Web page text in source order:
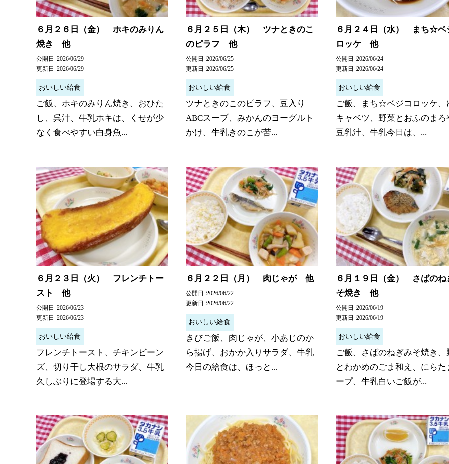
６月２６日（金） ホキのみりん
焼き 他
公開日 2026/06/29
更新日 2026/06/29
おいしい給食
ご飯、ホキのみりん焼き、おひた
し、呉汁、牛乳ホキは、くせが少
なく食べやすい白身魚...
６月２５日（木） ツナときのこ
のピラフ 他
公開日 2026/06/25
更新日 2026/06/25
おいしい給食
ツナときのこのピラフ、豆入り
ABCスープ、みかんのヨーグルト
かけ、牛乳きのこが苦...
６月２４日（水） まち☆ベ
ロッケ 他
公開日 2026/06/24
更新日 2026/06/24
おいしい給食
ご飯、まち☆ベジコロッケ、
キャベツ、野菜とおふのまろ
豆乳汁、牛乳今日は、...
６月２３日（火） フレンチトー
スト 他
公開日 2026/06/23
更新日 2026/06/23
おいしい給食
フレンチトースト、チキンビーン
ズ、切り干し大根のサラダ、牛乳
久しぶりに登場する大...
６月２２日（月） 肉じゃが 他
公開日 2026/06/22
更新日 2026/06/22
おいしい給食
きびご飯、肉じゃが、小あじのか
ら揚げ、おかか入りサラダ、牛乳
今日の給食は、ほっと...
６月１９日（金） さばのね
そ焼き 他
公開日 2026/06/19
更新日 2026/06/19
おいしい給食
ご飯、さばのねぎみそ焼き、
とわかめのごま和え、にらた
ープ、牛乳白いご飯が...